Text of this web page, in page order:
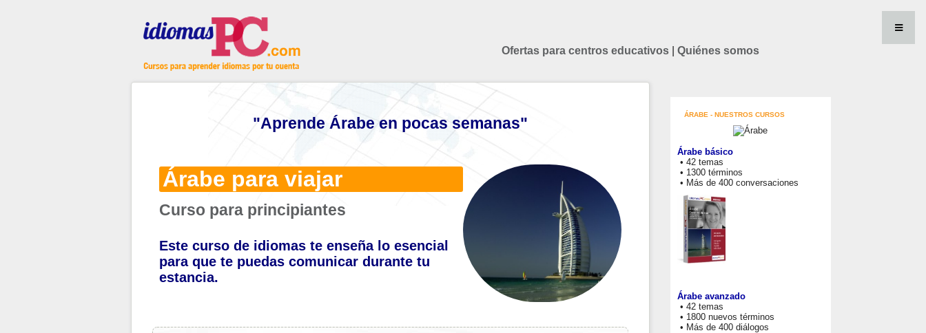
Ofertas para centros educativos Quiénes somos
"Aprende Árabe en pocas semanas"
Árabe para viajar
Curso para principiantes
Este curso de idiomas te enseña lo esencial
para que te puedas comunicar durante tu
estancia.
ÁRABE - NUESTROS CURSOS
Árabe básico
• 42 temas
• 1300 términos
• Más de 400 conversaciones
Árabe avanzado
• 42 temas
• 1800 nuevos términos
• Más de 400 diálogos